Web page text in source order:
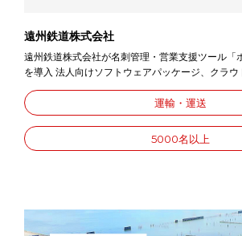
遠州鉄道株式会社
遠州鉄道株式会社が名刺管理・営業支援ツール「
を導入 法人向けソフトウェアパッケージ、クラウ
運輸・運送
5000名以上